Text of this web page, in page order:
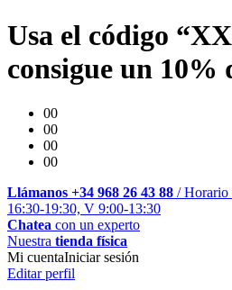
Usa el código
consigue un 10%
00
00
00
00
Llámanos +34 968 26 43 88 / Horario
16:30-19:30, V 9:00-13:30
Chatea con un experto
Nuestra tienda física
Mi cuentaIniciar sesión
Editar perfil